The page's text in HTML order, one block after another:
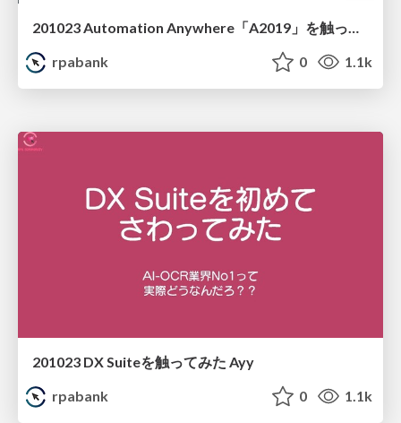
201023 Automation Anywhere「A2019」を触ってみた Ayy
rpabank
0 1.1k
201023 DX Suiteを触ってみた Ayy
rpabank
0 1.1k